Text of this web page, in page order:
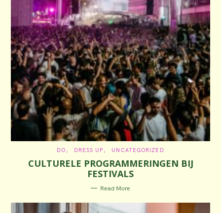
C
T
E
G
O
R
I
DO DRESS UP UNCATEGORIZED
CULTURELE PROGRAMMERINGEN BIJ
FESTIVALS
Read More